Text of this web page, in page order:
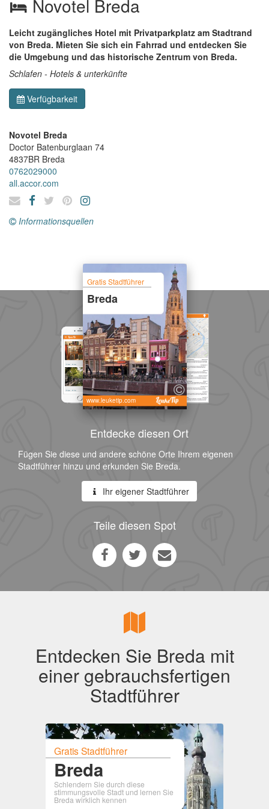
Novotel Breda
Leicht zugängliches Hotel mit Privatparkplatz am Stadtrand
von Breda. Mieten Sie sich ein Fahrrad und entdecken Sie
die Umgebung und das historische Zentrum von Breda.
Schlafen - Hotels & unterkünfte
Verfügbarkeit
Novotel Breda
Doctor Batenburglaan 74
4837BR Breda
0762029000
all.accor.com
Informationsquellen
Gratis Stadtführer
Breda
www.leuketip.com
Entdecke diesen Ort
Fügen Sie diese und andere schöne Orte Ihrem eigenen
Stadtführer hinzu und erkunden Sie Breda.
Ihr eigener Stadtführer
Teile diesen Spot
Entdecken Sie Breda mit
einer gebrauchsfertigen
Stadtführer
Gratis Stadtführer
Breda
Schlendern Sie durch diese
stimmungsvolle Stadt und lernen Sie
Breda wirklich kennen